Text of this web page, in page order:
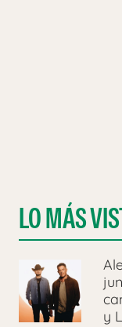
LO MÁS
y